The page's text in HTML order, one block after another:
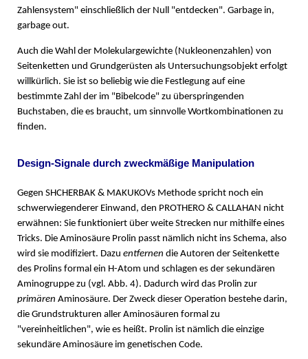
Zahlensystem" einschließlich der Null "entdecken". Garbage in,
garbage out.
Auch die Wahl der Molekulargewichte (Nukleonenzahlen) von
Seitenketten und Grundgerüsten als Untersuchungsobjekt erfolgt
willkürlich. Sie ist so beliebig wie die Festlegung auf eine
bestimmte Zahl der im "Bibelcode" zu überspringenden
Buchstaben, die es braucht, um sinnvolle Wortkombinationen zu
finden.
Design-Signale durch zweckmäßige Manipulation
Gegen SHCHERBAK & MAKUKOVs Methode spricht noch ein
schwerwiegenderer Einwand, den PROTHERO & CALLAHAN nicht
erwähnen: Sie funktioniert über weite Strecken nur mithilfe eines
Tricks. Die Aminosäure Prolin passt nämlich nicht ins Schema, also
wird sie modifiziert. Dazu entfernen die Autoren der Seitenkette
des Prolins formal ein H-Atom und schlagen es der sekundären
Aminogruppe zu (vgl. Abb. 4). Dadurch wird das Prolin zur
primären Aminosäure. Der Zweck dieser Operation bestehe darin,
die Grundstrukturen aller Aminosäuren formal zu
"vereinheitlichen", wie es heißt. Prolin ist nämlich die einzige
sekundäre Aminosäure im genetischen Code.